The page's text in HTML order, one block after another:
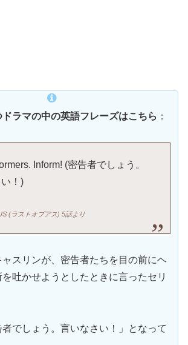
ラマの中の英語フレーズはこちら ：
Inform! (密告者でしょう。
！)
(ラストオブアス) 5話より
ャスリンが、密告者たちを目の前にヘ
吐かせようとしたときに言ったセリ
でしょう。言いなさい！」となって